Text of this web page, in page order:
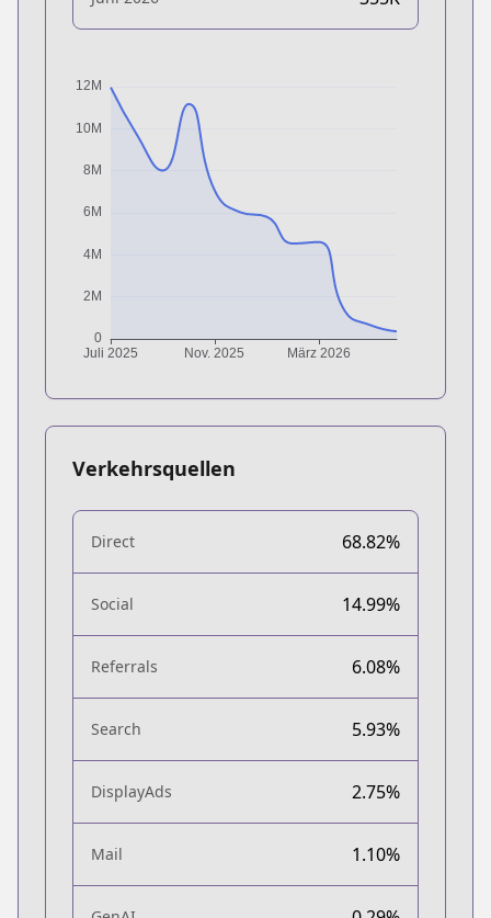
Verkehrsquellen
Direct 68.82%
Social 14.99%
Referrals 6.08%
Search 5.93%
DisplayAds 2.75%
Mail 1.10%